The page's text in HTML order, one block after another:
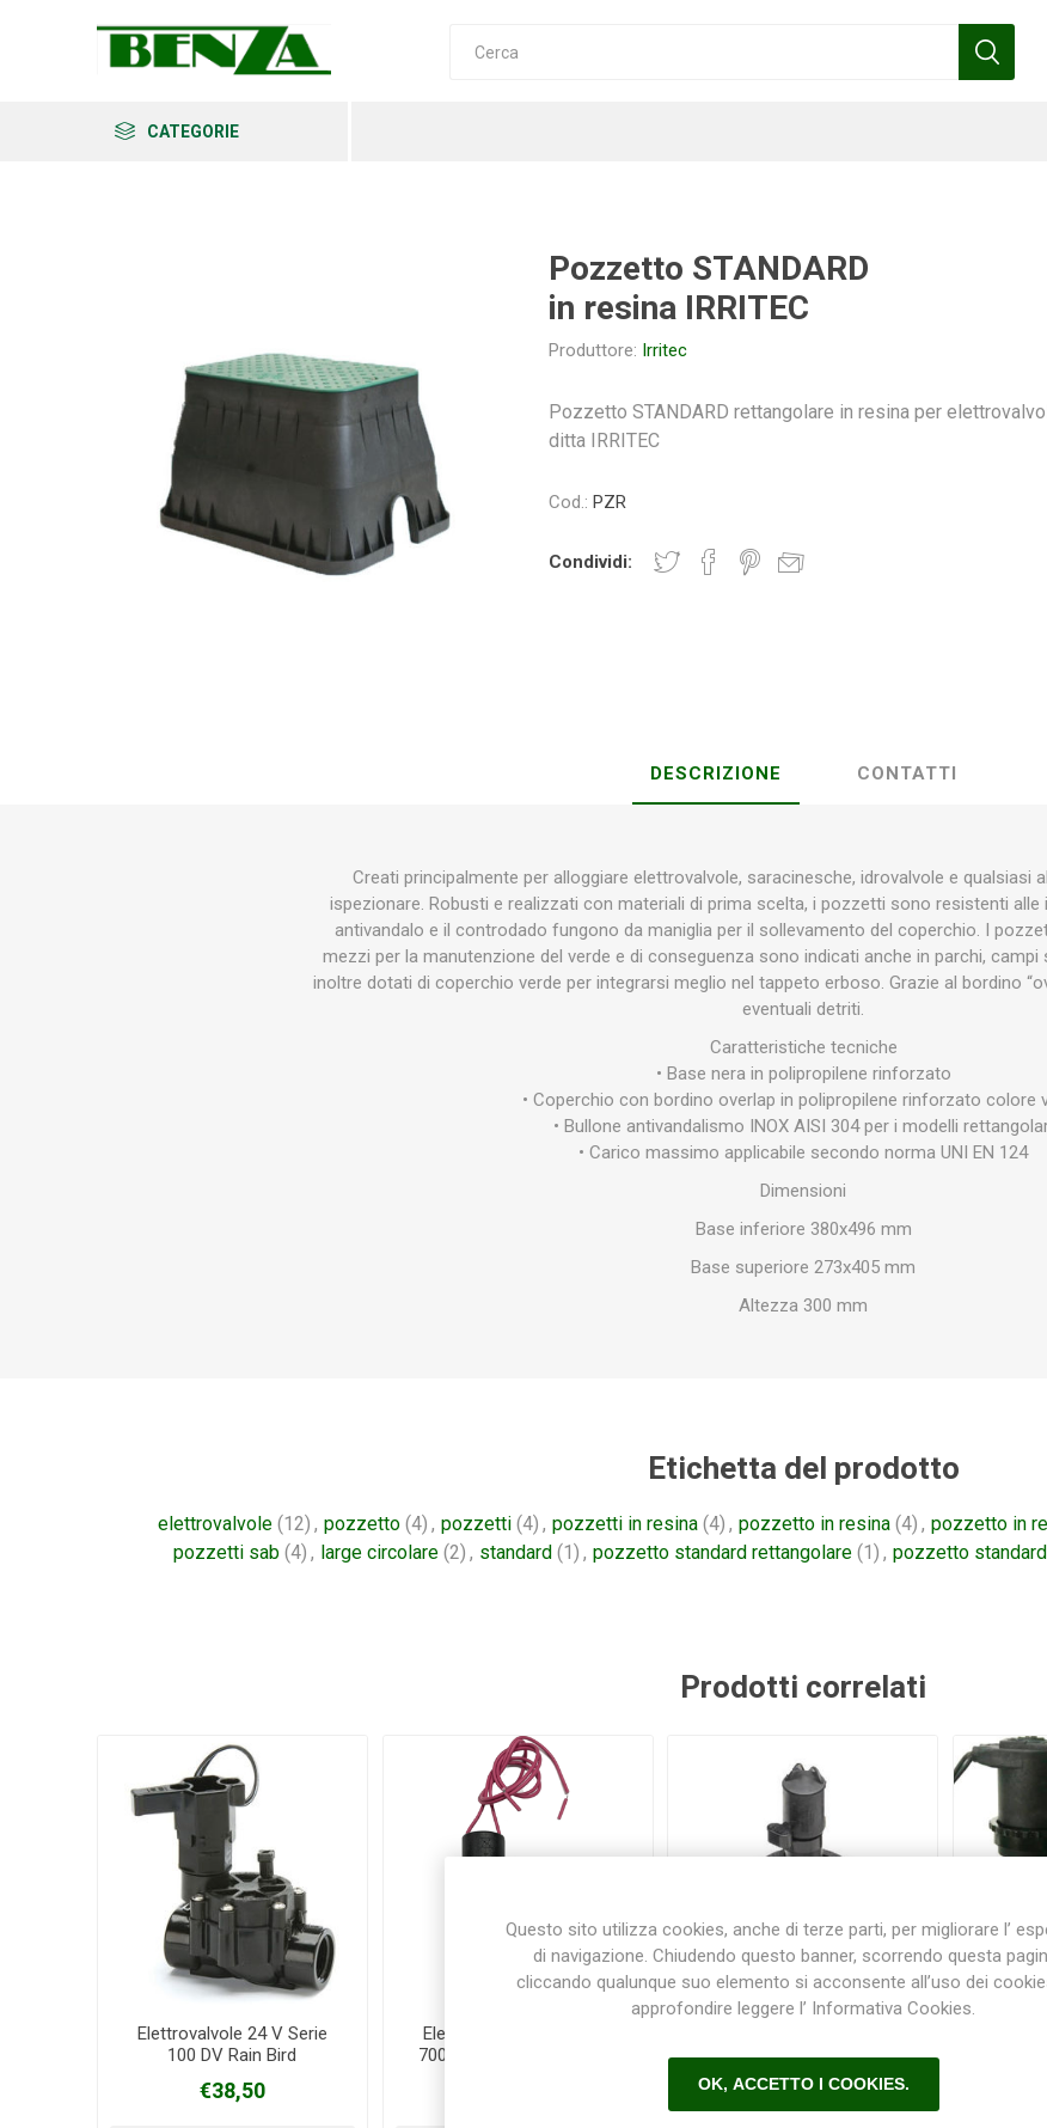
CATEGORIE
Benza Bottos
Erba Fiskars
Pozzetto STANDARD
in resina IRRITEC
Produttore: Irritec
Pozzetto STANDARD rettangolare in resina per
ditta IRRITEC
Cod.: PZR
Condividi:
DESCRIZIONE CONTATTI
Creati principalmente per alloggiare elettrovalvole, saracinesche, idrovalvole e qualsiasi
ispezionare. Robusti e realizzati con materiali di prima scelta, i pozzetti sono resistenti alle
antivandalo e il controdado fungono da maniglia per il sollevamento del coperchio. I
mezzi per la manutenzione del verde e di conseguenza sono indicati anche in parchi, campi
inoltre dotati di coperchio verde per integrarsi meglio nel tappeto erboso. Grazie al bordino
eventuali detriti.
Caratteristiche tecniche
• Base nera in polipropilene rinforzato
• Coperchio con bordino overlap in polipropilene rinforzato colore
• Bullone antivandalismo INOX AISI 304 per i modelli
• Carico massimo applicabile secondo norma UNI EN 124
Dimensioni
Base inferiore 380x496 mm
Base superiore 273x405 mm
Altezza 300 mm
Etichetta del prodotto
elettrovalvole (12) , pozzetto (4) , pozzetti (4) , pozzetti in resina (4) , pozzetto in resina (4) , pozzetto in
pozzetti sab (4) , large circolare (2) , standard (1) , pozzetto standard rettangolare (1) , pozzetto standard
Prodotti correlati
Elettrovalvole 24 V Serie
100 DV Rain Bird
€38,50
Elettrovalvole 24 V Serie
700 ULTRA FLOW F/F 3/4
EZ-FLO PLUS
TORO/IRRITROL
€35,00
Questo sito utilizza cookies, anche di terze parti, per migliorare l’
di navigazione. Chiudendo questo banner, scorrendo questa
cliccando qualunque suo elemento si acconsente all’uso dei
approfondire leggere l’ Informativa Cookies.
OK, ACCETTO I COOKIES.